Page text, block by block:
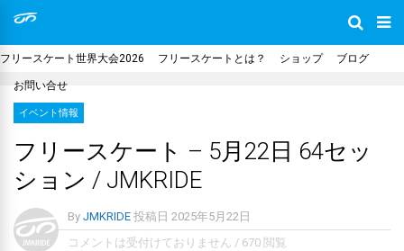
フリースケート世界大会2026 フリースケートとは？ ショップ ブログ
お問い合せ
イベント情報
フリースケート – 5月22日 64セッ
ション / JMKRIDE
By JMKRIDE 投稿日 2025年5月22日
コメントは受付けておりません / 670 閲覧